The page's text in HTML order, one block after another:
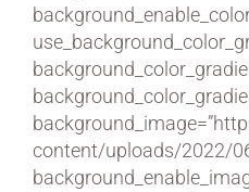
content/uploads/2022/